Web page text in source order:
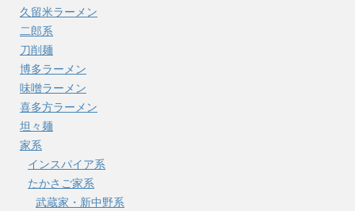
久留米ラーメン
二郎系
刀削麺
博多ラーメン
味噌ラーメン
喜多方ラーメン
坦々麺
家系
インスパイア系
たかさご家系
武蔵家・新中野系